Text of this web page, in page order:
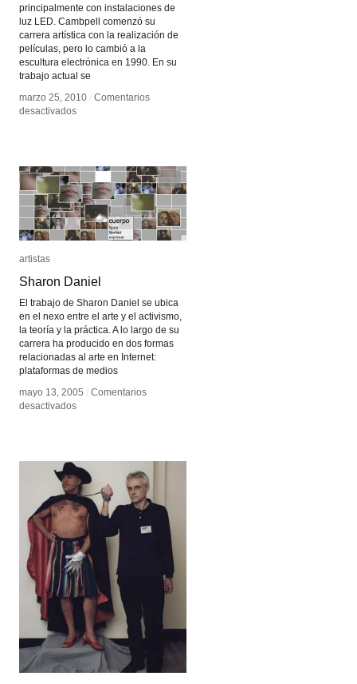
principalmente con instalaciones de
luz LED. Cambpell comenzó su
carrera artística con la realización de
películas, pero lo cambió a la
escultura electrónica en 1990. En su
trabajo actual se
marzo 25, 2010 / Comentarios
desactivadosen
marzo 25, 2010 / Comentarios
desactivadosen
artistas
Sharon Daniel
El trabajo de Sharon Daniel se ubica
en el nexo entre el arte y el activismo,
la teoría y la práctica. A lo largo de su
carrera ha producido en dos formas
relacionadas al arte en Internet:
plataformas de medios
mayo 13, 2005 / Comentarios
desactivadosen
artistas
Sharon Daniel
mayo 13, 2005 / Comentarios
desactivadosen